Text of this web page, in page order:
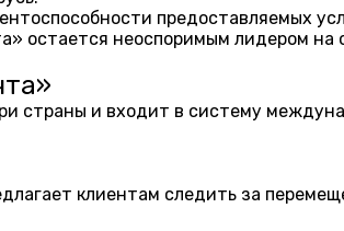
предоставляемых
остается неоспоримым лидером
страны и входит в систему
клиентам следить за